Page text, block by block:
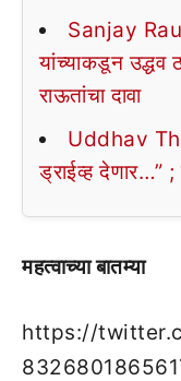
Sanjay
यांच्याकडून उद्धव
राऊतांचा दावा
Uddhav
ड्राईव्ह देणार…” ;
महत्वाच्या बातम्या
https://